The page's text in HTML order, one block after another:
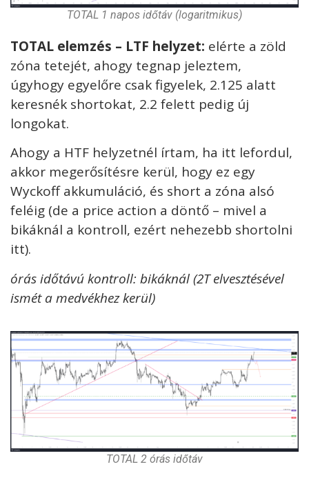
TOTAL 1 napos időtáv (logaritmikus)
TOTAL elemzés – LTF helyzet: elérte a zöld
zóna tetejét, ahogy tegnap jeleztem,
úgyhogy egyelőre csak figyelek, 2.125 alatt
keresnék shortokat, 2.2 felett pedig új
longokat.
Ahogy a HTF helyzetnél írtam, ha itt lefordul,
akkor megerősítésre kerül, hogy ez egy
Wyckoff akkumuláció, és short a zóna alsó
feléig (de a price action a döntő – mivel a
bikáknál a kontroll, ezért nehezebb shortolni
itt).
órás időtávú kontroll: bikáknál (2T elvesztésével
ismét a medvékhez kerül)
TOTAL 2 órás időtáv